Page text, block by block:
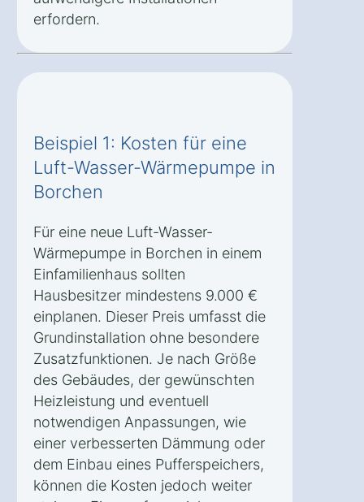
erfordern.
Beispiel 1: Kosten für eine
Luft-Wasser-Wärmepumpe in
Borchen
Für eine neue Luft-Wasser-
Wärmepumpe in Borchen in einem
Einfamilienhaus sollten
Hausbesitzer mindestens 9.000 €
einplanen. Dieser Preis umfasst die
Grundinstallation ohne besondere
Zusatzfunktionen. Je nach Größe
des Gebäudes, der gewünschten
Heizleistung und eventuell
notwendigen Anpassungen, wie
einer verbesserten Dämmung oder
dem Einbau eines Pufferspeichers,
können die Kosten jedoch weiter